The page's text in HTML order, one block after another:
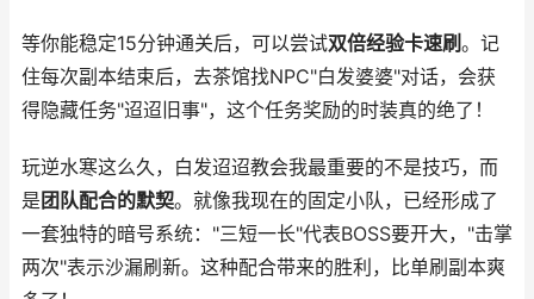
等你能稳定15分钟通关后，可以尝试双倍经验卡速刷。记
住每次副本结束后，去茶馆找NPC"白发婆婆"对话，会获
得隐藏任务"迢迢旧事"，这个任务奖励的时装真的绝了！
玩逆水寒这么久，白发迢迢教会我最重要的不是技巧，而
是 团队配合的默契。就像我现在的固定小队，已经形成了
一套独特的暗号系统："三短一长"代表BOSS要开大，"击掌
两次"表示沙漏刷新。这种配合带来的胜利，比单刷副本爽